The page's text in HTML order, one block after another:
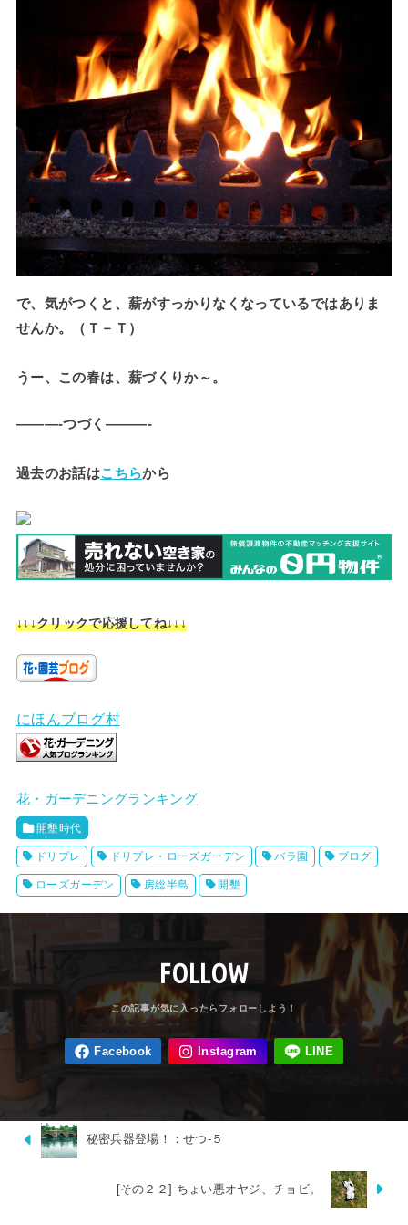
で、気がつくと、薪がすっかりなくなっているではありま
せんか。（Ｔ－Ｔ）
うー、この春は、薪づくりか～。
———-つづく———-
過去のお話はこちらから
↓↓↓クリックで応援してね↓↓↓
にほんブログ村
花・ガーデニングランキング
開墾時代
ドリプレ ドリプレ・ローズガーデン バラ園 ブログ
ローズガーデン 房総半島 開墾
FOLLOW
秘密兵器登場！：せつ-５
[その２２] ちょい悪オヤジ、チョビ。